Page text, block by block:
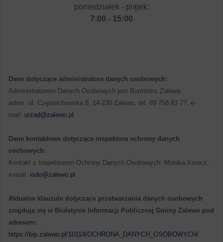
poniedziałek - piątek:
7:00 - 15:00
Dane dotyczące administratora danych osobowych:
Administratorem Danych Osobowych jest Burmistrz Zalewa,
adres: ul. Częstochowska 8, 14-230 Zalewo, tel. 89 758 83 77, e-
mail: urzad@zalewo.pl
Dane kontaktowe dotyczące inspektora ochrony danych
osobowych:
Kontakt z Inspektorem Ochrony Danych Osobowych: Monika Konicz,
e-mail: iodo@zalewo.pl
Aktualne klauzule dotyczące przetwarzania danych osobowych
znajdują się w Biuletynie Informacji Publicznej Gminy Zalewo pod
adresem:
https://bip.zalewo.pl/10114/OCHRONA_DANYCH_OSOBOWYCH/